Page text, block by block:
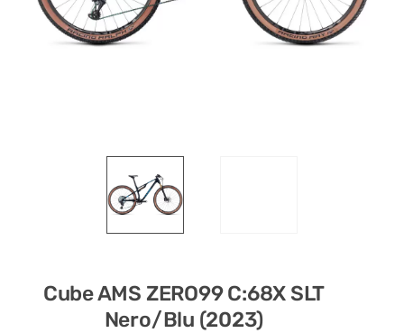
Cube AMS ZERO99 C:68X SLT
Nero/Blu (2023)